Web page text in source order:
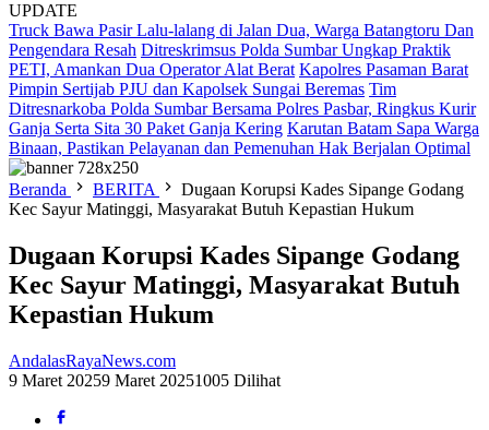
UPDATE
Truck Bawa Pasir Lalu-lalang di Jalan Dua, Warga Batangtoru Dan
Pengendara Resah Ditreskrimsus Polda Sumbar Ungkap Praktik
PETI, Amankan Dua Operator Alat Berat Kapolres Pasaman Barat
Pimpin Sertijab PJU dan Kapolsek Sungai Beremas Tim
Ditresnarkoba Polda Sumbar Bersama Polres Pasbar, Ringkus Kurir
Ganja Serta Sita 30 Paket Ganja Kering Karutan Batam Sapa Warga
Binaan, Pastikan Pelayanan dan Pemenuhan Hak Berjalan Optimal
Beranda BERITA
Dugaan Korupsi Kades Sipange Godang
Kec Sayur Matinggi, Masyarakat Butuh Kepastian Hukum
Dugaan Korupsi Kades Sipange Godang
Kec Sayur Matinggi, Masyarakat Butuh
Kepastian Hukum
AndalasRayaNews.com
9 Maret 20259 Maret 20251005 Dilihat